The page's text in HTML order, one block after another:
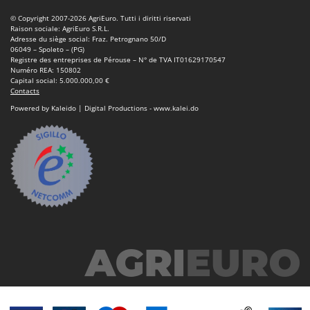
Scies de jardin télescopiques
Sécateurs électriques à batterie
Sécateurs et Échenilloirs manuels
Sécateurs pneumatiques
Semoirs et Épandeurs d'engrais
Socs pour tracteur
Souffleurs aspirateurs pour Feuilles
Soufreuses - Poudreuses à dos
Soufreuses - Poudreuses pour tracteur
Taille-haies à bras pour tracteur
Italyco
ITM
J JOLLY ITALIA
KAAZ
Karcher
Kasco
Kemper
L
© Copyright 2007-2026 AgriEuro. Tutti i diritti riservati
Raison sociale: AgriEuro S.R.L.
Adresse du siège social: Fraz. Petrognano 50/D
06049 – Spoleto – (PG)
Registre des entreprises de Pérouse – N° de TVA IT01629170547
Numéro REA: 150802
Capital social: 5.000.000,00 €
Contacts
Powered by Kaleido | Digital Productions - www.kalei.do